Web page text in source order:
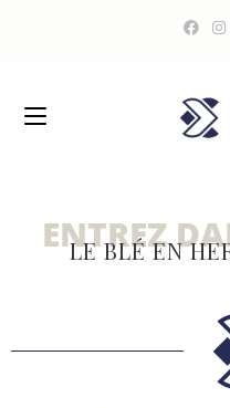
ENTREZ
LE BLÉ EN